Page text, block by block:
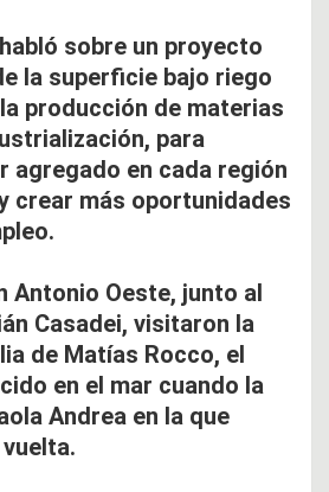
sobre un proyecto
la superficie bajo riego
producción de materias
para
agregado en cada región
crear más oportunidades
Antonio Oeste, junto al
Casadei, visitaron la
de Matías Rocco, el
en el mar cuando la
Andrea en la que